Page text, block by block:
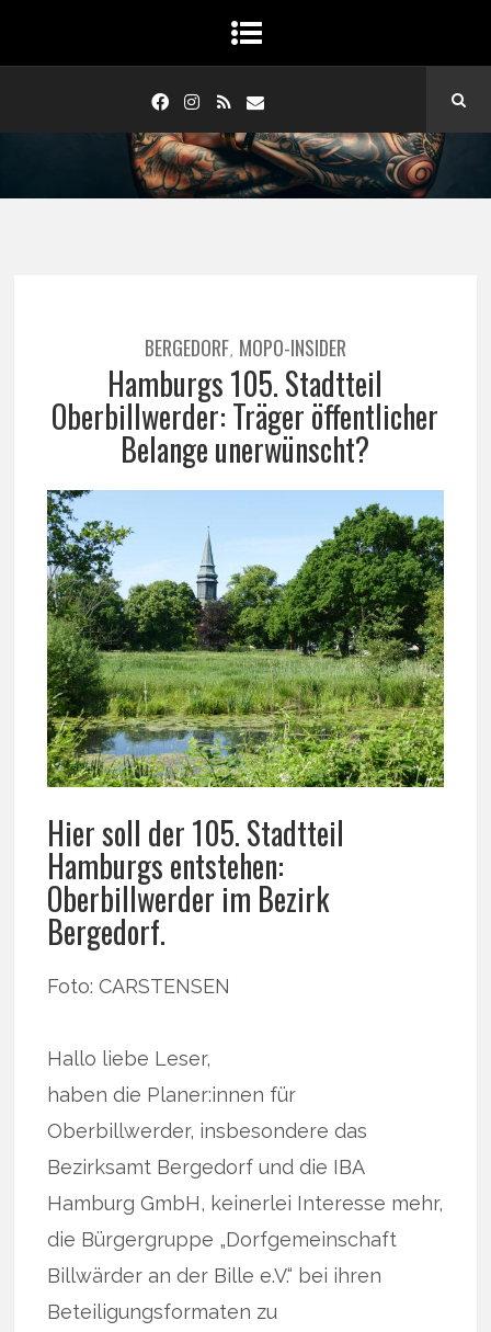
BERGEDORF, MOPO-INSIDER
Hamburgs 105. Stadtteil
Oberbillwerder: Träger öffentlicher
Belange unerwünscht?
Hier soll der 105. Stadtteil
Hamburgs entstehen:
Oberbillwerder im Bezirk
Bergedorf.
Foto: CARSTENSEN
Hallo liebe Leser,
haben die Planer:innen für
Oberbillwerder, insbesondere das
Bezirksamt Bergedorf und die IBA
Hamburg GmbH, keinerlei Interesse mehr,
die Bürgergruppe „Dorfgemeinschaft
Billwärder an der Bille e.V.“ bei ihren
Beteiligungsformaten zu